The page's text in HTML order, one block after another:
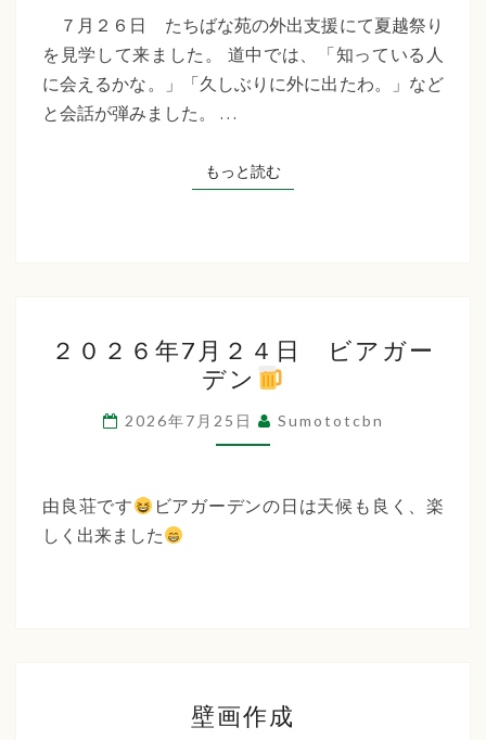
『夏
越
祭
物』
７月２６日 たちばな苑の外出支援にて夏越祭り
を見学して来ました。 道中では、「知っている人
に会えるかな。」「久しぶりに外に出たわ。」など
と会話が弾みました。 …
もっと読むもっと読む
０
２
６
年
月
ー
２０２６年7月２４日 ビアガー
デン
2026年7月25日 Sumototcbn
由良荘です
ビアガーデンの日は天候も良く、楽
しく出来ました
画
壁画作成